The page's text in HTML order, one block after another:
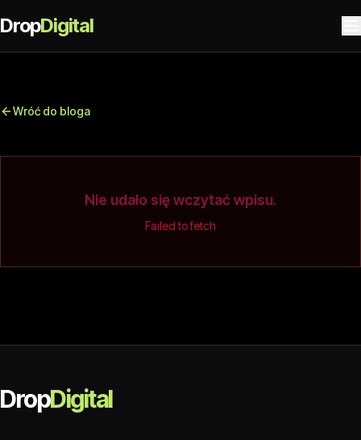
DropDigital
Wróć do bloga
Nie udało się wczytać wpisu.
Failed to fetch
DropDigital